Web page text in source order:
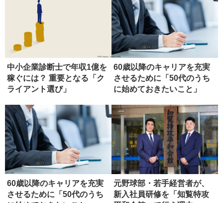
中小企業診断士で年収1億を
稼ぐには？ 重要となる「ク
ライアント選び」
60歳以降のキャリアを充実
させるために「50代のうち
に始めておきたいこと」
60歳以降のキャリアを充実
させるために「50代のうち
元野球部・若手経営者が、
新入社員研修を「知覧特攻